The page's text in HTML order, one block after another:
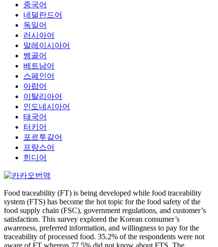
중국어
네덜란드어
독일어
러시아어
말레이시아어
벵골어
베트남어
스페인어
아랍어
이탈리아어
인도네시아어
태국어
터키어
포르투갈어
프랑스어
힌디어
Food traceability (FT) is being developed while food traceability
system (FTS) has become the hot topic for the food safety of the
food supply chain (FSC), government regulations, and customer’s
satisfaction. This survey explored the Korean consumer’s
awareness, preferred information, and willingness to pay for the
traceability of processed food. 35.2% of the respondents were not
aware of FT whereas 77.5% did not know about FTS. The